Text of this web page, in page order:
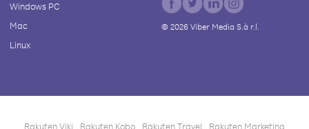
Windows PC
Mac
Linux
© 2026Viber Media S.à r.l.
Rakuten Viki Rakuten Kobo Rakuten Travel Rakuten Marketing